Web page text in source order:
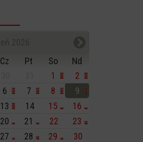
Cz Pt So
Nd
1
2
6 7 8
9
13 14 15
16
20 21 22
23
27 28 29
30